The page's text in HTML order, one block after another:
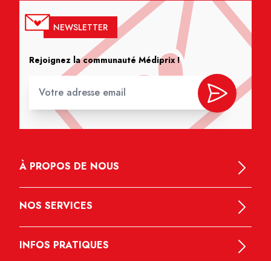
NEWSLETTER
Rejoignez la communauté Médiprix !
À PROPOS DE NOUS
NOS SERVICES
INFOS PRATIQUES